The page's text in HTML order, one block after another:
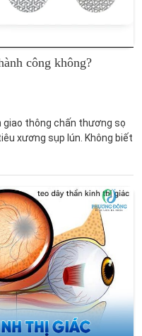
công không?
giao thông chấn thương sọ
xương sụp lún. Không biết